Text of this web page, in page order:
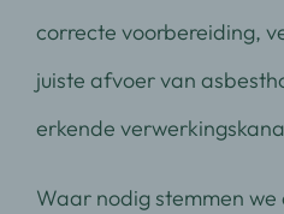
correcte voorbereiding,
juiste afvoer van
erkende
Waar nodig stemmen